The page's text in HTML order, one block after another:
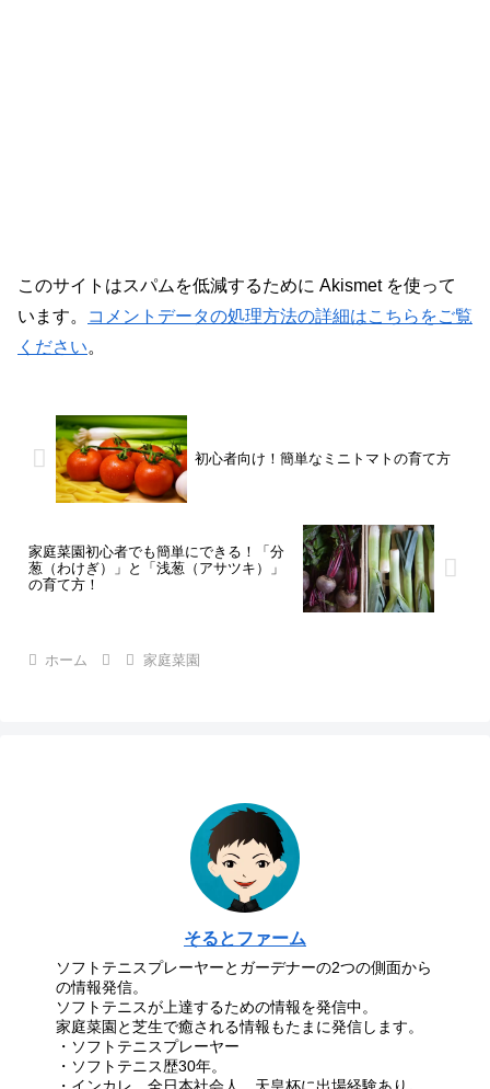
このサイトはスパムを低減するために Akismet を使って
います。
コメントデータの処理方法の詳細はこちらをご覧
ください。
初心者向け！簡単なミニトマトの育て方
家庭菜園初心者でも簡単にできる！「分
葱（わけぎ）」と「浅葱（アサツキ）」
の育て方！
ホーム 家庭菜園
そるとファーム
ソフトテニスプレーヤーとガーデナーの2つの側面から
の情報発信。
ソフトテニスが上達するための情報を発信中。
家庭菜園と芝生で癒される情報もたまに発信します。
・ソフトテニスプレーヤー
・ソフトテニス歴30年。
・インカレ、全日本社会人、天皇杯に出場経験あり。